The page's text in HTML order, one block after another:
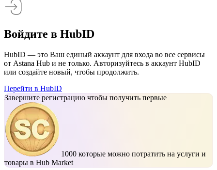
Войдите в HubID
HubID — это Ваш единый аккаунт для входа во все сервисы
от Astana Hub и не только. Авторизуйтесь в аккаунт HubID
или создайте новый, чтобы продолжить.
Перейти в HubID
Завершите регистрацию чтобы получить первые
1000 которые можно потратить на услуги и
товары в Hub Market